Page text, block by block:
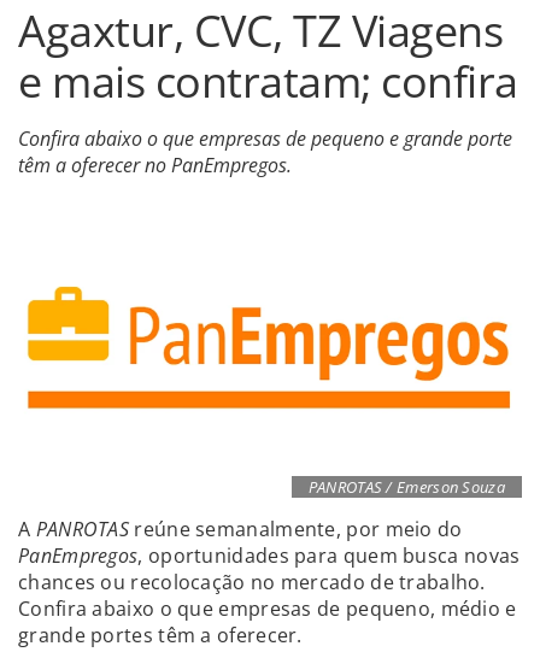
Agaxtur, CVC, TZ Viagens
e mais contratam; confira
Confira abaixo o que empresas de pequeno e grande porte
têm a oferecer no PanEmpregos.
PANROTAS / Emerson Souza
A PANROTAS reúne semanalmente, por meio do
PanEmpregos, oportunidades para quem busca novas
chances ou recolocação no mercado de trabalho.
Confira abaixo o que empresas de pequeno, médio e
grande portes têm a oferecer.